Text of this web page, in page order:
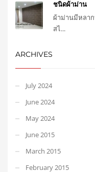
ชนิดผ้าม่าน
ผ้าม่านมีหลา
สไ...
ARCHIVES
July 2024
June 2024
May 2024
June 2015
March 2015
February 2015